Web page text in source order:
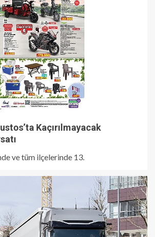
Kaçırılmayacak
ve tüm ilçelerinde 13.